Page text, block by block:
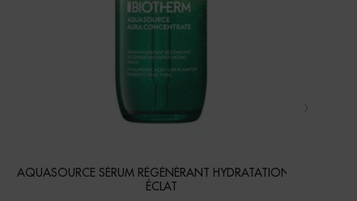
AQUASOURCE SÉRUM RÉGÉNÉRANT HYDRATATION ET
ÉCLAT